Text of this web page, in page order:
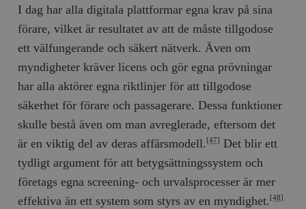
I dag har alla digitala plattformar egna krav på sina
förare, vilket är resultatet av att de måste tillgodose
ett välfungerande och säkert nätverk. Även om
myndigheter kräver licens och gör egna prövningar
har alla aktörer egna riktlinjer för att tillgodose
säkerhet för förare och passagerare. Dessa funktioner
skulle bestå även om man avreglerade, eftersom det
är en viktig del av deras affärsmodell. [47] Det blir ett
tydligt argument för att betygsättningssystem och
företags egna screening- och urvalsprocesser är mer
effektiva än ett system som styrs av en myndighet. [48]